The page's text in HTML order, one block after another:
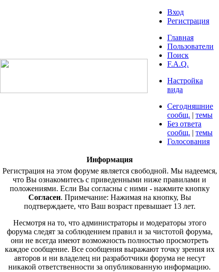
Вход
Регистрация
Главная
Пользователи
Поиск
F.A.Q.
Настройка
вида
Сегодняшние
сообщ. | темы
Без ответа
сообщ. | темы
Голосования
Информация
Регистрация на этом форуме является свободной. Мы надеемся,
что Вы ознакомитесь с приведенными ниже правилами и
положениями. Если Вы согласны с ними - нажмите кнопку
Согласен. Примечание: Нажимая на кнопку, Вы
подтверждаете, что Ваш возраст превышает 13 лет.
Несмотря на то, что администраторы и модераторы этого
форума следят за соблюдением правил и за чистотой форума,
они не всегда имеют возможность полностью просмотреть
каждое сообщение. Все сообщения выражают точку зрения их
авторов и ни владелец ни разработчики форума не несут
никакой ответственности за опубликованную информацию.